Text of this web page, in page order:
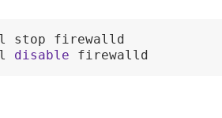
stop firewalld
disable firewalld